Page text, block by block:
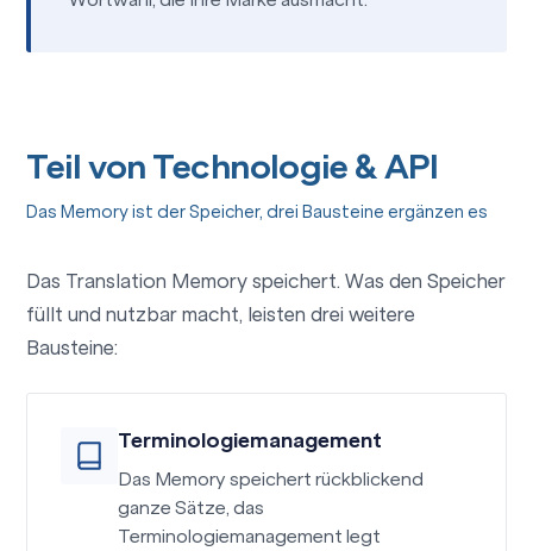
Teil von Technologie & API
Das Memory ist der Speicher, drei Bausteine ergänzen es
Das Translation Memory speichert. Was den Speicher
füllt und nutzbar macht, leisten drei weitere
Bausteine:
Terminologiemanagement
Das Memory speichert rückblickend
ganze Sätze, das
Terminologiemanagement legt